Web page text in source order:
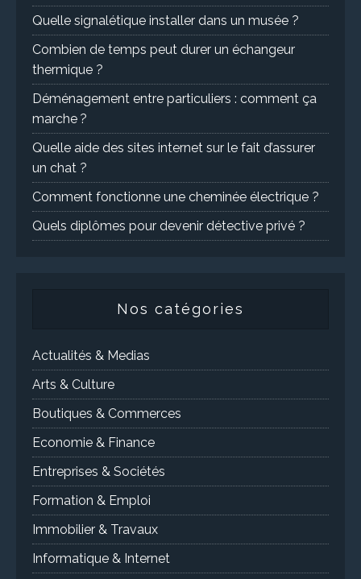
Quelle signalétique installer dans un musée ?
Combien de temps peut durer un échangeur
thermique ?
Déménagement entre particuliers : comment ça
marche ?
Quelle aide des sites internet sur le fait d’assurer
un chat ?
Comment fonctionne une cheminée électrique ?
Quels diplômes pour devenir détective privé ?
Nos catégories
Actualités & Medias
Arts & Culture
Boutiques & Commerces
Economie & Finance
Entreprises & Sociétés
Formation & Emploi
Immobilier & Travaux
Informatique & Internet